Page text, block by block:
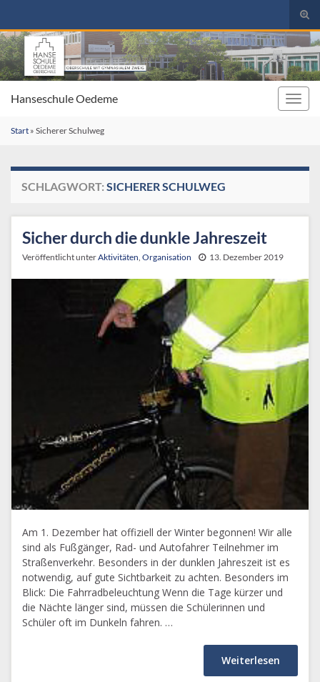
Search for:
Hanseschule Oedeme
Start » Sicherer Schulweg
SCHLAGWORT: SICHERER SCHULWEG
Sicher durch die dunkle Jahreszeit
Veröffentlicht unterAktivitäten, Organisation 13. Dezember 2019
Am 1. Dezember hat offiziell der Winter begonnen! Wir alle
sind als Fußgänger, Rad- und Autofahrer Teilnehmer im
Straßenverkehr. Besonders in der dunklen Jahreszeit ist es
notwendig, auf gute Sichtbarkeit zu achten. Besonders im
Blick: Die Fahrradbeleuchtung Wenn die Tage kürzer und
die Nächte länger sind, müssen die Schülerinnen und
Schüler oft im Dunkeln fahren. …
Weiterlesen